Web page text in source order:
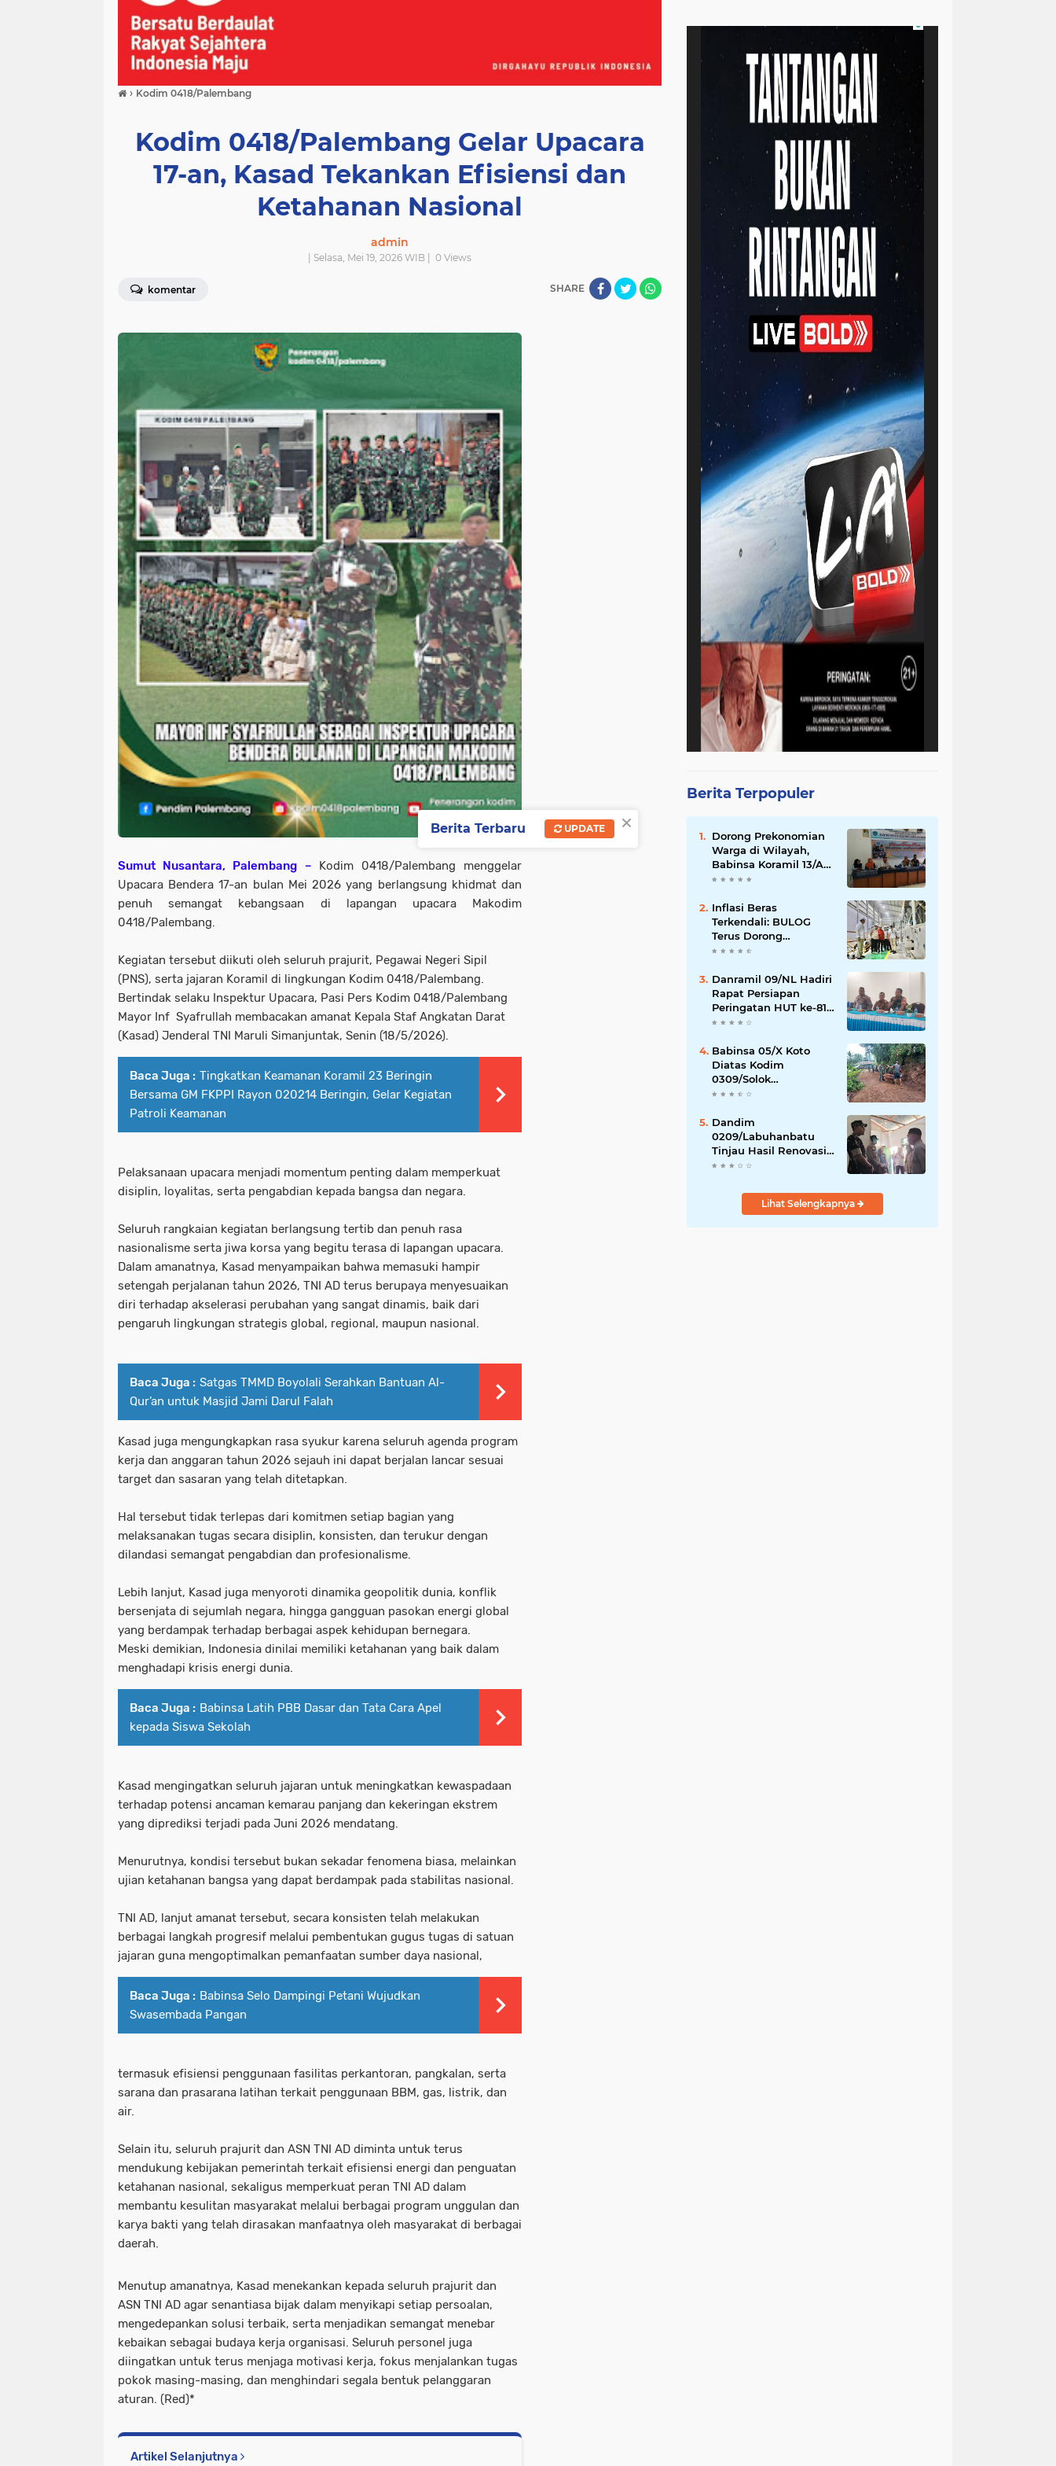
› Kodim 0418/Palembang
Kodim 0418/Palembang Gelar Upacara
17-an, Kasad Tekankan Efisiensi dan
Ketahanan Nasional
admin
| Selasa, Mei 19, 2026 WIB | 0 Views
komentar SHARE
Sumut Nusantara, Palembang – Kodim 0418/Palembang menggelar
Upacara Bendera 17-an bulan Mei 2026 yang berlangsung khidmat dan
penuh semangat kebangsaan di lapangan upacara Makodim
0418/Palembang.
Kegiatan tersebut diikuti oleh seluruh prajurit, Pegawai Negeri Sipil
(PNS), serta jajaran Koramil di lingkungan Kodim 0418/Palembang.
Bertindak selaku Inspektur Upacara, Pasi Pers Kodim 0418/Palembang
Mayor Inf Syafrullah membacakan amanat Kepala Staf Angkatan Darat
(Kasad) Jenderal TNI Maruli Simanjuntak, Senin (18/5/2026).
Baca Juga : Tingkatkan Keamanan Koramil 23 Beringin
Bersama GM FKPPI Rayon 020214 Beringin, Gelar Kegiatan
Patroli Keamanan
Pelaksanaan upacara menjadi momentum penting dalam memperkuat
disiplin, loyalitas, serta pengabdian kepada bangsa dan negara.
Seluruh rangkaian kegiatan berlangsung tertib dan penuh rasa
nasionalisme serta jiwa korsa yang begitu terasa di lapangan upacara.
Dalam amanatnya, Kasad menyampaikan bahwa memasuki hampir
setengah perjalanan tahun 2026, TNI AD terus berupaya menyesuaikan
diri terhadap akselerasi perubahan yang sangat dinamis, baik dari
pengaruh lingkungan strategis global, regional, maupun nasional.
Baca Juga : Satgas TMMD Boyolali Serahkan Bantuan Al-
Qur’an untuk Masjid Jami Darul Falah
Kasad juga mengungkapkan rasa syukur karena seluruh agenda program
kerja dan anggaran tahun 2026 sejauh ini dapat berjalan lancar sesuai
target dan sasaran yang telah ditetapkan.
Hal tersebut tidak terlepas dari komitmen setiap bagian yang
melaksanakan tugas secara disiplin, konsisten, dan terukur dengan
dilandasi semangat pengabdian dan profesionalisme.
Lebih lanjut, Kasad juga menyoroti dinamika geopolitik dunia, konflik
bersenjata di sejumlah negara, hingga gangguan pasokan energi global
yang berdampak terhadap berbagai aspek kehidupan bernegara.
Meski demikian, Indonesia dinilai memiliki ketahanan yang baik dalam
menghadapi krisis energi dunia.
Baca Juga : Babinsa Latih PBB Dasar dan Tata Cara Apel
kepada Siswa Sekolah
Kasad mengingatkan seluruh jajaran untuk meningkatkan kewaspadaan
terhadap potensi ancaman kemarau panjang dan kekeringan ekstrem
yang diprediksi terjadi pada Juni 2026 mendatang.
Menurutnya, kondisi tersebut bukan sekadar fenomena biasa, melainkan
ujian ketahanan bangsa yang dapat berdampak pada stabilitas nasional.
TNI AD, lanjut amanat tersebut, secara konsisten telah melakukan
berbagai langkah progresif melalui pembentukan gugus tugas di satuan
jajaran guna mengoptimalkan pemanfaatan sumber daya nasional,
Baca Juga : Babinsa Selo Dampingi Petani Wujudkan
Swasembada Pangan
termasuk efisiensi penggunaan fasilitas perkantoran, pangkalan, serta
sarana dan prasarana latihan terkait penggunaan BBM, gas, listrik, dan
air.
Selain itu, seluruh prajurit dan ASN TNI AD diminta untuk terus
mendukung kebijakan pemerintah terkait efisiensi energi dan penguatan
ketahanan nasional, sekaligus memperkuat peran TNI AD dalam
membantu kesulitan masyarakat melalui berbagai program unggulan dan
karya bakti yang telah dirasakan manfaatnya oleh masyarakat di berbagai
daerah.
Menutup amanatnya, Kasad menekankan kepada seluruh prajurit dan
ASN TNI AD agar senantiasa bijak dalam menyikapi setiap persoalan,
mengedepankan solusi terbaik, serta menjadikan semangat menebar
kebaikan sebagai budaya kerja organisasi. Seluruh personel juga
diingatkan untuk terus menjaga motivasi kerja, fokus menjalankan tugas
pokok masing-masing, dan menghindari segala bentuk pelanggaran
aturan. (Red)*
Artikel Selanjutnya
Berita Terpopuler
Dorong Prekonomian
Warga di Wilayah,
Babinsa Koramil 13/AN
Gandeng Kaum Ibu
Menjahit
Inflasi Beras
Terkendali: BULOG
Terus Dorong
Perluasan Jaringan
Turun di Ratusan
Daerah
Danramil 09/NL Hadiri
Rapat Persiapan
Peringatan HUT ke-81
Kemerdekaan
Babinsa 05/X Koto
Diatas Kodim
0309/Solok
Melaksanakan Karya
Usaha Tani Bersama
Warga
Dandim
0209/Labuhanbatu
Tinjau Hasil Renovasi
RTLH Program Karya
Tahun 2026
Lihat Selengkapnya
×
Berita Terbaru UPDATE